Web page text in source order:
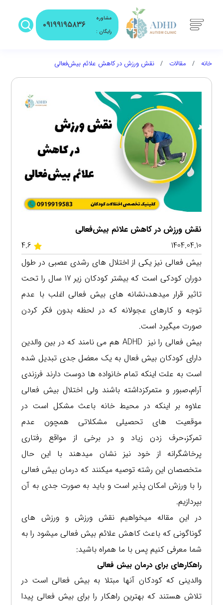
مشاوره
رایگان :
۰۹۱۹۹۱۹۵۸۳۶
خانه مقالات نقش ورزش در کاهش علائم بیش‌فعالی
نقش ورزش در کاهش علائم بیش‌فعالی
1404.04.10
4.6
بیش فعالی نیز یکی از اختلال های رشدی عصبی در طول
دوران کودکی است که بیشتر کودکان زیر 17 سال را تحت
تاثیر قرار میدهد،نشانه های بیش فعالی اغلب با عدم
توجه و کارهای عجولانه که در لحظه بدون فکر کردن
صورت میگیرد است.
بیش فعالی را نیز ADHD هم می نامند که در بین والدین
دارای کودکان بیش فعال به یک معضل جدی تبدیل شده
است به علت اینکه تمام خانواده ها دوست دارند فرزندی
آرام،صبور و متمرکزداشته باشند ولی اختلال بیش فعالی
علاوه بر اینکه در محیط خانه باعث مشکل است در
موقعیت های تحصیلی مشکلاتی همچون عدم
تمرکز،حرف زدن زیاد و در برخی از مواقع رفتاری
پرخاشگرانه از خود نیز نشان میدهند با این حال
متخصصان این رشته توصیه میکنند که درمان بیش فعالی
را با ورزش امکان پذیر است و باید به صورت جدی به آن
بپردازیم.
در این مقاله میخواهیم نقش ورزش و ورزش های
گوناگونی که باعث کاهش علائم بیش فعالی میشود را به
شما معرفی کنیم پس با ما همراه باشید:
راهکارهای برای درمان بیش فعالی
والدینی که کودکان آنها مبتلا به بیش فعالی است در
تلاش هستند که بهترین راهکار را برای بیش فعالی پیدا